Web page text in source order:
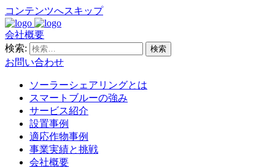
コンテンツへスキップ
会社概要
検索:
お問い合わせ
ソーラーシェアリングとは
スマートブルーの強み
サービス紹介
設置事例
適応作物事例
事業実績と挑戦
会社概要